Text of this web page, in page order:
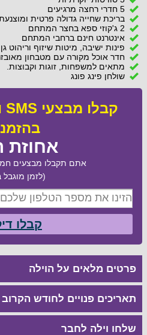
5 חדרי רחצה מרגיעים
בריכת שחייה גדולה פרטית
2 ג'קוזי ספא בחצר המתחם
אינטרנט חינם ברחבי המתחם
פינות ישיבה, מיטות שיזוף וריהוט גן
חדר אוכל מקורה עם מטבחון
מתאים למשפחות, זוגות וקבוצות.
שולחן פינג פונג
אחוזת
אתם תקבלו מבצעים
(לזמן מוגבל
קבלו
פרטים מלאים על הוילה
תאריכים פנויים לחודש הקרוב
שלחו וילה לחבר